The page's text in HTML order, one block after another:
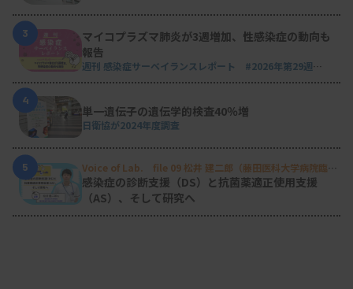
3
マイコプラズマ肺炎が3週増加、性感染症の動向も
報告
週刊 感染症サーベイランスレポート #2026年第29週
4
単一遺伝子の遺伝学的検査40％増
日衛協が2024年度調査
5
Voice of Lab. file 09 松井 建二郎（藤田医科大学病院臨床
検査部微生物遺伝子検査室）
感染症の診断支援（DS）と抗菌薬適正使用支援
（AS）、そして研究へ